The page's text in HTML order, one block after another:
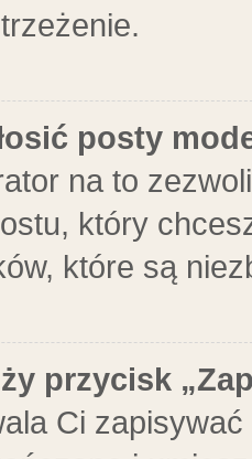
posty
na to
który
które są
przycisk
Ci